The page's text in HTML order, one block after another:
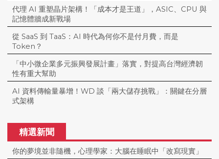
代理 AI 重塑晶片架構！「成本才是王道」，ASIC、CPU 與
記憶體牆成新戰場
從 SaaS 到 TaaS：AI 時代為何你不是付月費，而是
Token？
「中小微企業多元振興發展計畫」落實，對提高台灣經濟韌
性有重大幫助
AI 資料傳輸量暴增！WD 談「兩大儲存挑戰」：關鍵在分層
式架構
精選新聞
你的夢境並非隨機，心理學家：大腦在睡眠中「改寫現實」